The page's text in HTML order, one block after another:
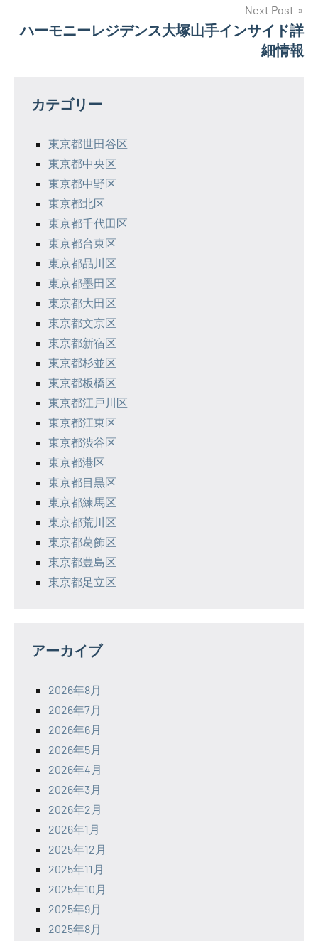
ビ
ー
Next Post
ハーモニーレジデンス大塚山手インサイド詳
細情報
カテゴリー
東京都世田谷区
東京都中央区
東京都中野区
東京都北区
東京都千代田区
東京都台東区
東京都品川区
東京都墨田区
東京都大田区
東京都文京区
東京都新宿区
東京都杉並区
東京都板橋区
東京都江戸川区
東京都江東区
東京都渋谷区
東京都港区
東京都目黒区
東京都練馬区
東京都荒川区
東京都葛飾区
東京都豊島区
東京都足立区
アーカイブ
2026年8月
2026年7月
2026年6月
2026年5月
2026年4月
2026年3月
2026年2月
2026年1月
2025年12月
2025年11月
2025年10月
2025年9月
2025年8月